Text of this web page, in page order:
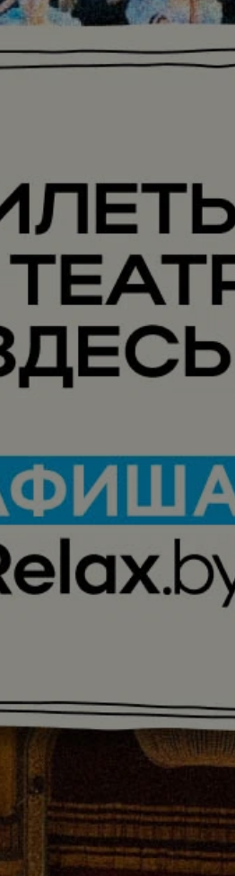
Окрашивание в 1 тон очень
длинных волос
волос (стилист)
Цена по запросу